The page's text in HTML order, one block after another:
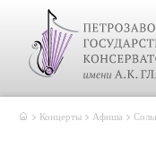
Концерты Афиша